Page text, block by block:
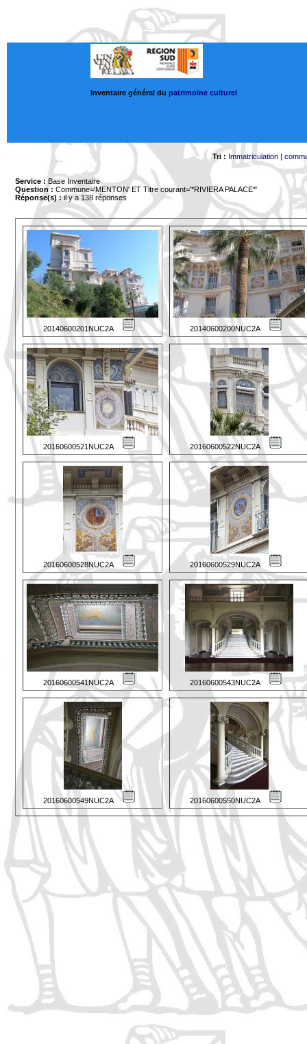
Inventaire général du patrimoine culturel
Tri : Immatriculation|
Service : Base Inventaire
Question : Commune='MENTON' ET Titre courant='*RIVIERA PALACE*'
Réponse(s) :il y a 138 réponses
20140600201NUC2A 20140600200NUC2A
20160600521NUC2A 20160600522NUC2A
20160600528NUC2A 20160600529NUC2A
20160600541NUC2A 20160600543NUC2A
20160600549NUC2A 20160600550NUC2A